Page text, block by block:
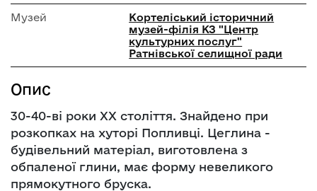
Музей
Кортеліський історичний
музей-філія КЗ "Центр
культурних послуг"
Ратнівської селищної ради
Опис
30-40-ві роки ХХ століття. Знайдено при
розкопках на хуторі Попливці. Цеглина -
будівельний матеріал, виготовлена з
обпаленої глини, має форму невеликого
прямокутного бруска.